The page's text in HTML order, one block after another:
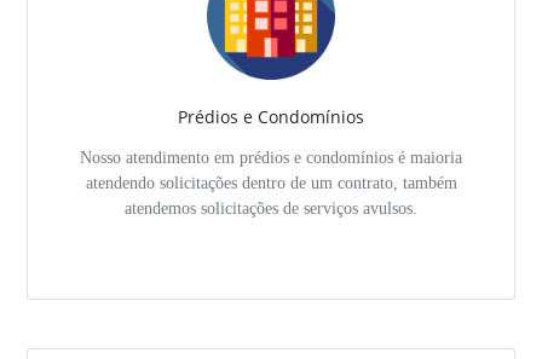
Prédios e Condomínios
Nosso atendimento em prédios e condomínios é maioria
atendendo solicitações dentro de um contrato, também
atendemos solicitações de serviços avulsos.